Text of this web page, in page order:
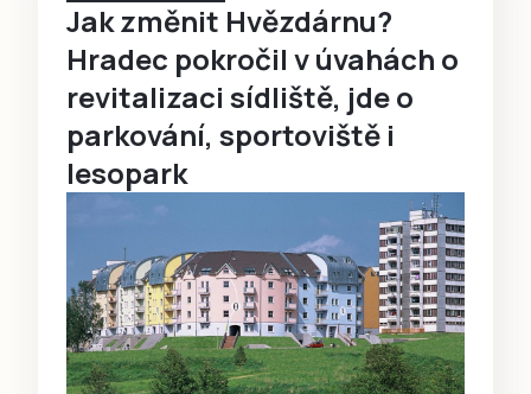
Jak změnit Hvězdárnu?
Hradec pokročil v úvahách o
revitalizaci sídliště, jde o
parkování, sportoviště i
lesopark